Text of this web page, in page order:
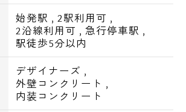
始発駅 ,2駅利用可 ,
2沿線利用可 , 急行停車駅 ,
駅徒歩5分以内
デザイナーズ ,
外壁コンクリート ,
内装コンクリート